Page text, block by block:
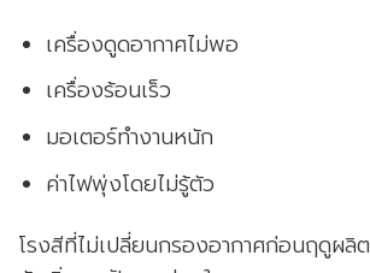
เครื่องดูดอากาศไม่พอ
เครื่องร้อนเร็ว
มอเตอร์ทำงานหนัก
ค่าไฟพุ่งโดยไม่รู้ตัว
โรงสีที่ไม่เปลี่ยนกรองอากาศก่อนฤดูผลิต